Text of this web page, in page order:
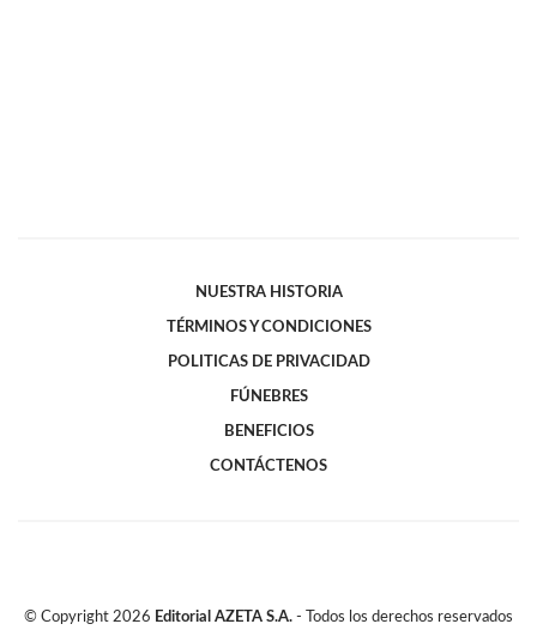
NUESTRA HISTORIA
TÉRMINOS Y CONDICIONES
POLITICAS DE PRIVACIDAD
FÚNEBRES
BENEFICIOS
CONTÁCTENOS
© Copyright 2026 Editorial AZETA S.A. - Todos los derechos reservados